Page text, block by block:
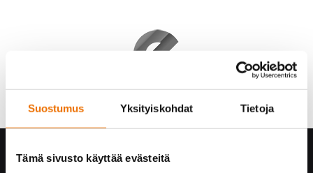
Suostumus Yksityiskohdat Tietoja
Tämä sivusto käyttää evästeitä
Hukka yrityksenä